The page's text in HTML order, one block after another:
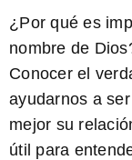
¿Por qué es
nombre de
Conocer el
ayudarnos a
mejor su
útil para